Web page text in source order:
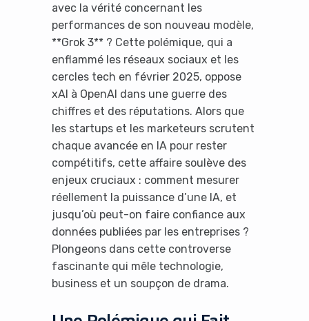
avec la vérité concernant les
performances de son nouveau modèle,
**Grok 3** ? Cette polémique, qui a
enflammé les réseaux sociaux et les
cercles tech en février 2025, oppose
xAI à OpenAI dans une guerre des
chiffres et des réputations. Alors que
les startups et les marketeurs scrutent
chaque avancée en IA pour rester
compétitifs, cette affaire soulève des
enjeux cruciaux : comment mesurer
réellement la puissance d’une IA, et
jusqu’où peut-on faire confiance aux
données publiées par les entreprises ?
Plongeons dans cette controverse
fascinante qui mêle technologie,
business et un soupçon de drama.